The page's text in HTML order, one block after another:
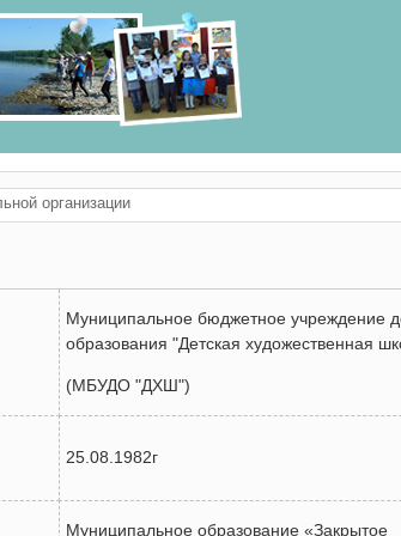
организации
Муниципальное бюджетное учреждение
образования "Детская художественная
(МБУДО "ДХШ")
25.08.1982г
Муниципальное образование «Закрытое